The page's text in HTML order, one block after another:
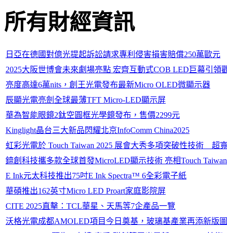
所有財經資訊
日亞在德國對億光提起訴訟請求專利侵害損害賠償250萬歐元
2025大阪世博會未來劇場亮點 宏齊互動式COB LED巨幕引領
亮度高達6萬nits，創王光電發布最新Micro OLED微顯示器
辰顯光電亮劍全球最薄TFT Micro-LED顯示屏
華為智能眼鏡2鈦空圓框光學鏡發布，售價2299元
Kinglight晶台三大新品閃耀北京InfoComm China2025
虹彩光電於 Touch Taiwan 2025 展會大秀多項突破性技術 超
錼創科技攜多款全球首發MicroLED顯示技術 亮相Touch
E Ink元太科技推出75吋E Ink Spectra™ 6全彩電子紙
華碩推出162英寸Micro LED Proart家庭影院屏
CITE 2025直擊：TCL華星、天馬等7企產品一覽
沃格光電成都AMOLED項目今日奠基，玻璃基產業再添新版圖